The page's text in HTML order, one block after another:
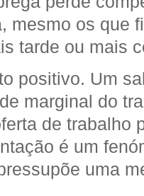
mesmo os que
tarde ou mais
positivo. Um
marginal do
de trabalho
é um
uma